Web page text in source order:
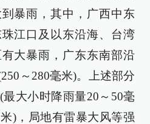
暴雨，其中，广西中东
江口及以东沿海、台湾
大暴雨，广东东南部沿
～280毫米)。上述部分
大小时降雨量20～50毫
)，局地有雷暴大风等强